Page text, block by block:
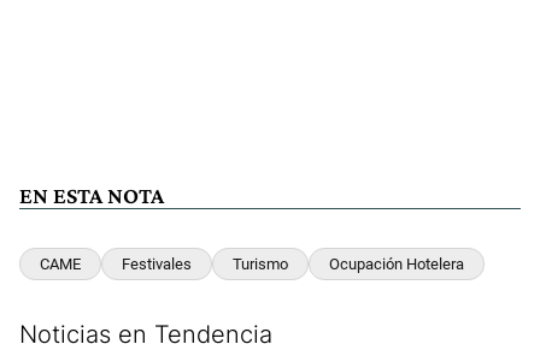
EN ESTA NOTA
CAME Festivales Turismo Ocupación Hotelera
Noticias en Tendencia